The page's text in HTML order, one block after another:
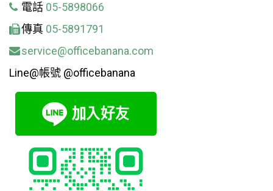
電話 05-5898066
傳真 05-5891791
service@officebanana.com
Line@帳號 @officebanana